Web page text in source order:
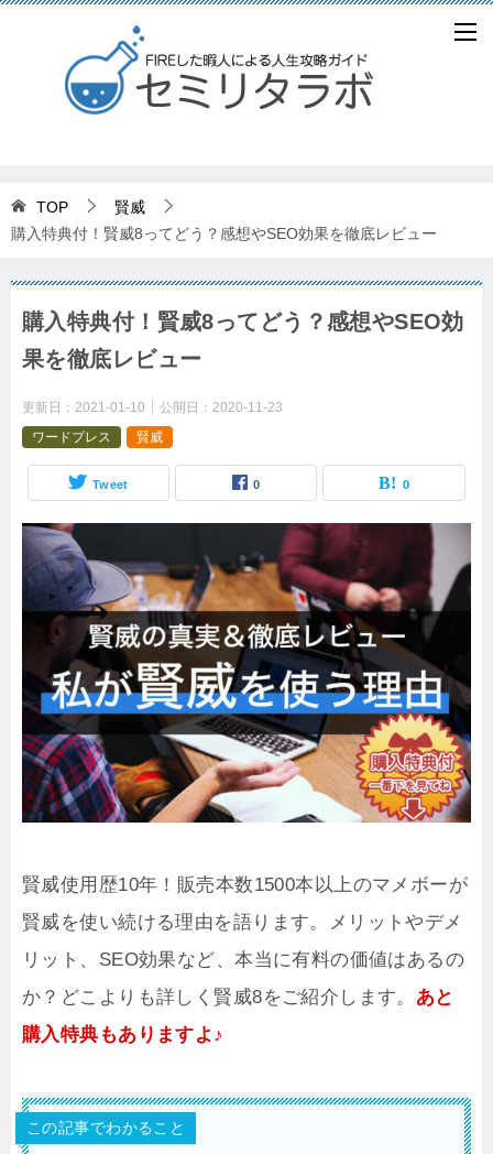
TOP
賢威
購入特典付！賢威8ってどう？感想やSEO効果を徹底レビュー
購入特典付！賢威8ってどう？感想やSEO効
果を徹底レビュー
更新日： 2021-01-10 公開日： 2020-11-23
ワードプレス
賢威
Tweet 0 0
賢威使用歴10年！販売本数1500本以上のマメボーが
賢威を使い続ける理由を語ります。メリットやデメ
リット、SEO効果など、本当に有料の価値はあるの
か？どこよりも詳しく賢威8をご紹介します。 あと
購入特典もありますよ♪
この記事でわかること